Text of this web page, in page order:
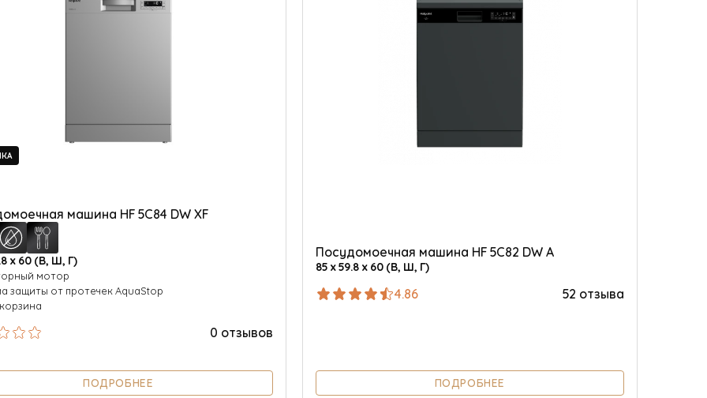
машина HF 5C84 DW XF
х 60 (В, Ш, Г)
мотор
защиты от протечек AquaStop
0 отзывов
ПОДРОБНЕЕ
Посудомоечная машина HF 5C82 DW A
85 х 59.8 х 60 (В, Ш, Г)
4.86 52 отзыва
ПОДРОБНЕЕ